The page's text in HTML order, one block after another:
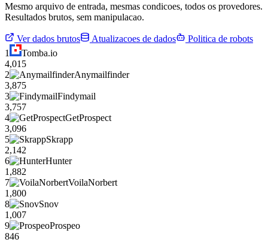
Mesmo arquivo de entrada, mesmas condicoes, todos os provedores.
Resultados brutos, sem manipulacao.
Ver dados brutos Atualizacoes de dados
Politica de robots
1
Tomba.io
4,015
2
Anymailfinder
3,875
3
Findymail
3,757
4
GetProspect
3,096
5
Skrapp
2,142
6
Hunter
1,882
7
VoilaNorbert
1,800
8
Snov
1,007
9
Prospeo
846